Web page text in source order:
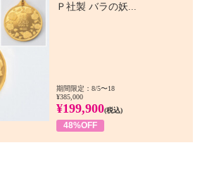
Ｐ社製 バラの妖...
期間限定：8/5〜18
¥385,000
¥199,900(税込)
48%OFF